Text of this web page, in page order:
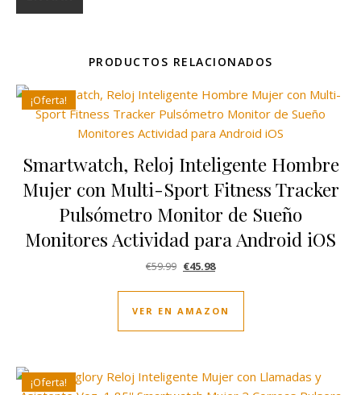
PRODUCTOS RELACIONADOS
¡Oferta!
Smartwatch, Reloj Inteligente Hombre
Mujer con Multi-Sport Fitness Tracker
Pulsómetro Monitor de Sueño
Monitores Actividad para Android iOS
€59.99 El precio original era: €59.99.
€45.98El precio actual es: €45.98.
VER EN AMAZON
¡Oferta!